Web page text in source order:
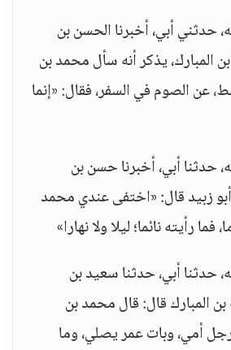
حدثني أبي، أخبرنا الحسن بن
المبارك، يذكر أنه سأل محمد بن
عن الصوم في السفر، فقال: «إنما
حدثنا أبي، أخبرنا حسن بن
زبيد قال: «اختفى عندي محمد
رأيته نائما؛ ليلا ولا نهارا»
حدثنا أبي، حدثنا سعيد بن
بن المبارك قال: قال محمد بن
أمي، وبات عمر يصلي، وما